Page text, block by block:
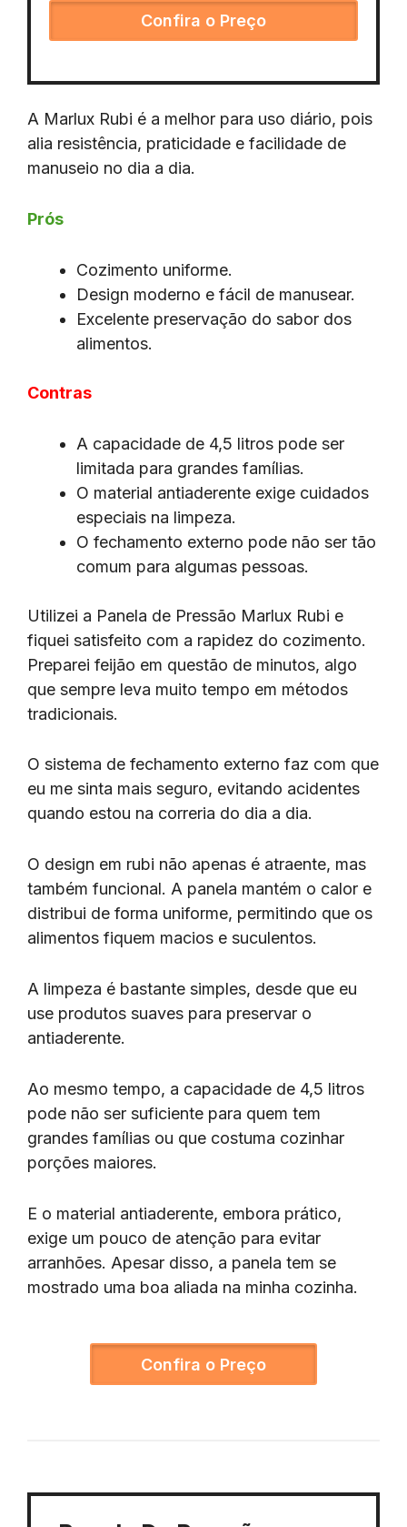
Confira o Preço
A Marlux Rubi é a melhor para uso diário, pois
alia resistência, praticidade e facilidade de
manuseio no dia a dia.
Prós
Cozimento uniforme.
Design moderno e fácil de manusear.
Excelente preservação do sabor dos
alimentos.
Contras
A capacidade de 4,5 litros pode ser
limitada para grandes famílias.
O material antiaderente exige cuidados
especiais na limpeza.
O fechamento externo pode não ser tão
comum para algumas pessoas.
Utilizei a Panela de Pressão Marlux Rubi e
fiquei satisfeito com a rapidez do cozimento.
Preparei feijão em questão de minutos, algo
que sempre leva muito tempo em métodos
tradicionais.
O sistema de fechamento externo faz com que
eu me sinta mais seguro, evitando acidentes
quando estou na correria do dia a dia.
O design em rubi não apenas é atraente, mas
também funcional. A panela mantém o calor e
distribui de forma uniforme, permitindo que os
alimentos fiquem macios e suculentos.
A limpeza é bastante simples, desde que eu
use produtos suaves para preservar o
antiaderente.
Ao mesmo tempo, a capacidade de 4,5 litros
pode não ser suficiente para quem tem
grandes famílias ou que costuma cozinhar
porções maiores.
E o material antiaderente, embora prático,
exige um pouco de atenção para evitar
arranhões. Apesar disso, a panela tem se
mostrado uma boa aliada na minha cozinha.
Confira o Preço